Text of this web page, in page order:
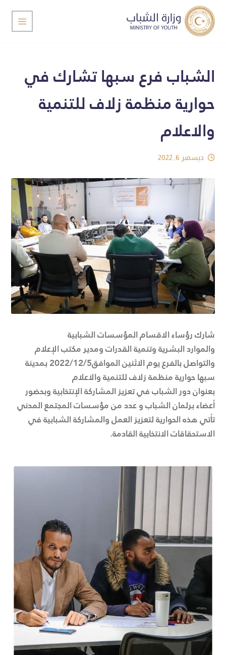
الشباب فرع سبها تشارك في
حوارية منظمة زلاف للتنمية
والاعلام
ديسمبر 6, 2022
شارك رؤساء الاقسام المؤسسات الشبابية
والموارد البشرية وتنمية القدرات ومدير مكتب الإعلام
والتواصل بالفرع يوم الاثنين الموافق2022/12/5 بمدينة
سبها حوارية منظمة زلاف للتنمية والاعلام
بعنوان دور الشباب في تعزيز المشاركة الإنتخابية وبحضور
أعضاء برلمان الشباب و عدد من مؤسسات المجتمع المدني
تأتي هذه الحوارية لتعزيز العمل والمشاركة الشبابية في
الاستحقاقات الانتخابية القادمة.